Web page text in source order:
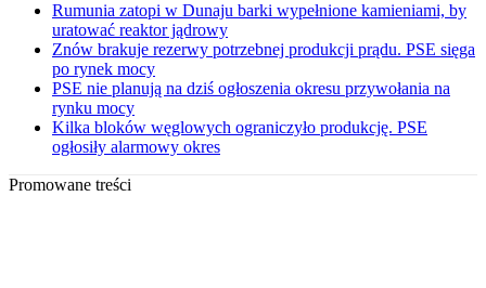
Rumunia zatopi w Dunaju barki wypełnione kamieniami, by
uratować reaktor jądrowy
Znów brakuje rezerwy potrzebnej produkcji prądu. PSE sięga
po rynek mocy
PSE nie planują na dziś ogłoszenia okresu przywołania na
rynku mocy
Kilka bloków węglowych ograniczyło produkcję. PSE
ogłosiły alarmowy okres
Promowane treści